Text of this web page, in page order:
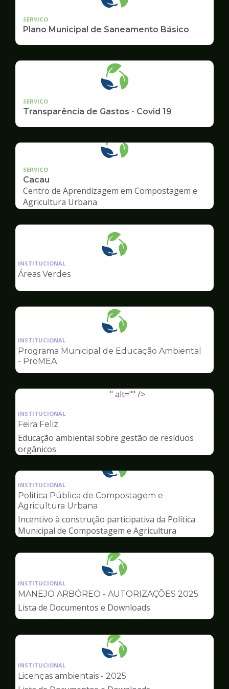
SERVICO
Plano Municipal de Saneamento Básico
SERVICO
Transparência de Gastos - Covid 19
SERVICO
Cacau
Centro de Aprendizagem em Compostagem e
Agricultura Urbana
Ilustração
Meio
Ambiente
INSTITUCIONAL
Áreas Verdes
Ilustração
pagina
Meio
INSTITUCIONAL
Programa Municipal de Educação Ambiental
- ProMEA
" alt="" />
Ilustração
Meio
Ambiente
INSTITUCIONAL
Feira Feliz
Educação ambiental sobre gestão de resíduos
orgânicos
Ilustração
pagina
Meio
Ambiente
INSTITUCIONAL
Politica Pública de Compostagem e
Agricultura Urbana
Incentivo à construção participativa da Política
Municipal de Compostagem e Agricultura
Ilustração
pagina
Meio
INSTITUCIONAL
MANEJO ARBÓREO - AUTORIZAÇÕES 2025
Lista de Documentos e Downloads
Ilustração
pagina
INSTITUCIONAL
Licenças ambientais - 2025